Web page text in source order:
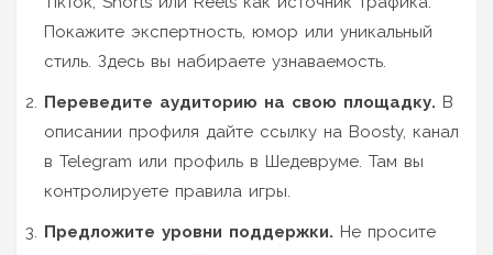
Покажите экспертность, юмор или уникальный
стиль. Здесь вы набираете узнаваемость.
Переведите аудиторию на свою площадку. В
описании профиля дайте ссылку на Boosty, канал
в Telegram или профиль в Шедевруме. Там вы
контролируете правила игры.
Предложите уровни поддержки. Не просите